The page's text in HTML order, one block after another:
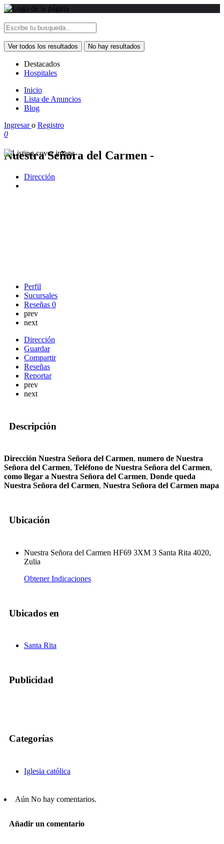
Ver todos los resultados No hay resultados
Destacados
Hospitales
Inicio
Lista de Anuncios
Blog
Ingresaro Registro
0
Nuestra Señora del Carmen -
Dirección
Perfil
Sucursales
Reseñas 0
prev
next
Dirección
Guardar
Compartir
Reseñas
Reportar
prev
next
Descripción
Dirección Nuestra Señora del Carmen, numero de Nuestra
Señora del Carmen, Teléfono de Nuestra Señora del Carmen,
como llegar a Nuestra Señora del Carmen, Donde queda
Nuestra Señora del Carmen, Nuestra Señora del Carmen mapa
Ubicación
Nuestra Señora del Carmen HF69 3XM 3 Santa Rita 4020,
Zulia
Obtener Indicaciones
Ubicados en
Santa Rita
Publicidad
Categorías
Iglesia católica
Aún No hay comentarios.
Añadir un comentario